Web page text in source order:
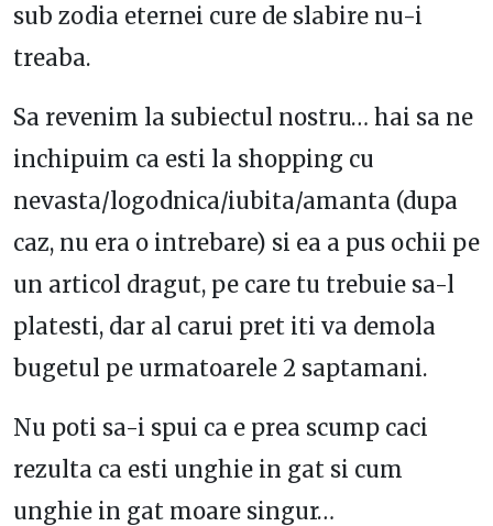
sub zodia eternei cure de slabire nu-i
treaba.
Sa revenim la subiectul nostru… hai sa ne
inchipuim ca esti la shopping cu
nevasta/logodnica/iubita/amanta (dupa
caz, nu era o intrebare) si ea a pus ochii pe
un articol dragut, pe care tu trebuie sa-l
platesti, dar al carui pret iti va demola
bugetul pe urmatoarele 2 saptamani.
Nu poti sa-i spui ca e prea scump caci
rezulta ca esti unghie in gat si cum
unghie in gat moare singur…